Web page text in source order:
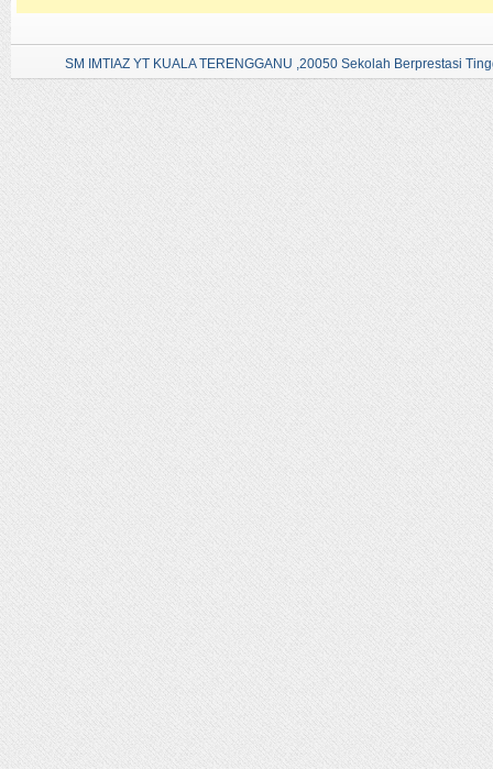
SM IMTIAZ YT KUALA TERENGGANU ,20050 Sekolah Berprestasi